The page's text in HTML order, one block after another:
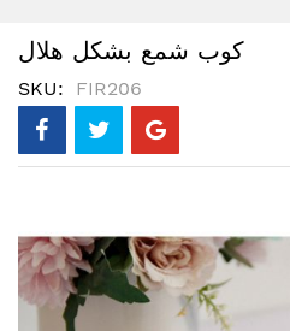
المحتوى
كوب شمع بشكل هلال
SKU FIR206
النهاية
معرض
الصور